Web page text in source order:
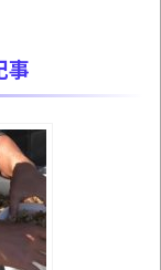
だろうがど
リベレーシ
2026
事